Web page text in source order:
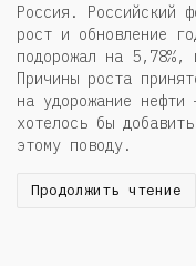
Россия. Российский
рост и обновление
подорожал на 5,78%,
Причины роста
на удорожание
хотелось бы
этому поводу.
Продолжить чтение